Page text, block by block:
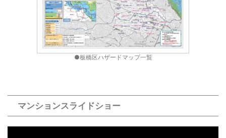
●板橋区ハザードマップ一覧
マンションスライドショー